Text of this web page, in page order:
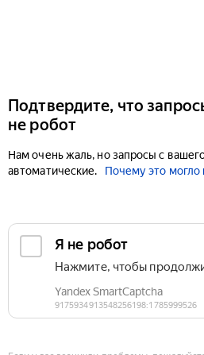
Подтвердите, что
не робот
Нам очень жаль, но запросы с
автоматические.
Почему это могло